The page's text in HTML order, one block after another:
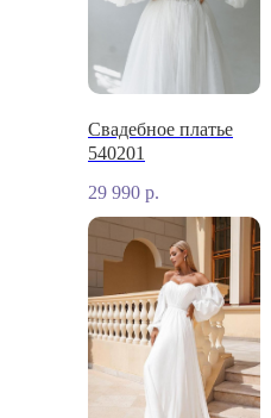
Свадебное платье
540201
29 990 р.